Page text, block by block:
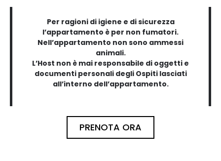
Per ragioni di igiene e di sicurezza
l’appartamento è per non fumatori.
Nell’appartamento non sono ammessi
animali.
L’Host non è mai responsabile di oggetti e
documenti personali degli Ospiti lasciati
all’interno dell’appartamento.
PRENOTA ORA